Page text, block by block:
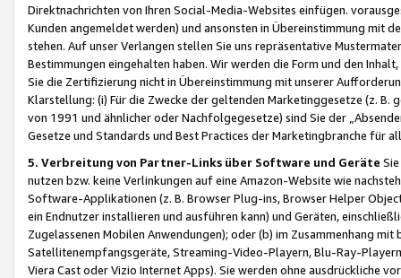
Direktnachrichten von Ihren Social-Media-Websites einfügen.
Kunden angemeldet werden) und ansonsten in Übereinstimmung mit
stehen. Auf unser Verlangen stellen Sie uns repräsentative
Bestimmungen eingehalten haben. Wir werden die Form und den
Sie die Zertifizierung nicht in Übereinstimmung mit unserer
Klarstellung: (i) Für die Zwecke der geltenden Marketinggesetze (z. B.
von 1991 und ähnlicher oder Nachfolgegesetze) sind Sie der
Gesetze und Standards und Best Practices der Marketingbranche für
5. Verbreitung von Partner-Links über Software und Geräte
nutzen bzw. keine Verlinkungen auf eine Amazon-Website wie
Software-Applikationen (z. B. Browser Plug-ins, Browser Helper
ein Endnutzer installieren und ausführen kann) und Geräten,
Zugelassenen Mobilen Anwendungen); oder (b) im Zusammenhang
Satellitenempfangsgeräte, Streaming-Video-Playern, Blu-Ray-
Viera Cast oder Vizio Internet Apps). Sie werden ohne ausdrückliche